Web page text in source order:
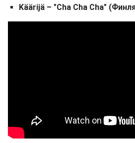
Käärijä – "Cha Cha Cha"